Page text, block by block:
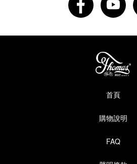
首頁
購物說明
FAQ